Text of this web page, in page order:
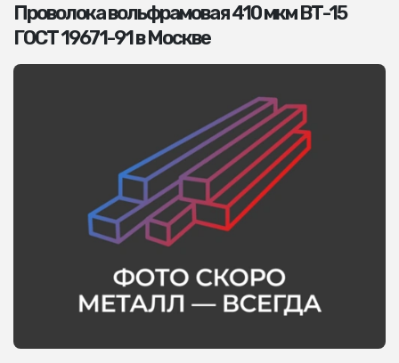
Проволока вольфрамовая 410 мкм ВТ-15
ГОСТ 19671-91 в Москве